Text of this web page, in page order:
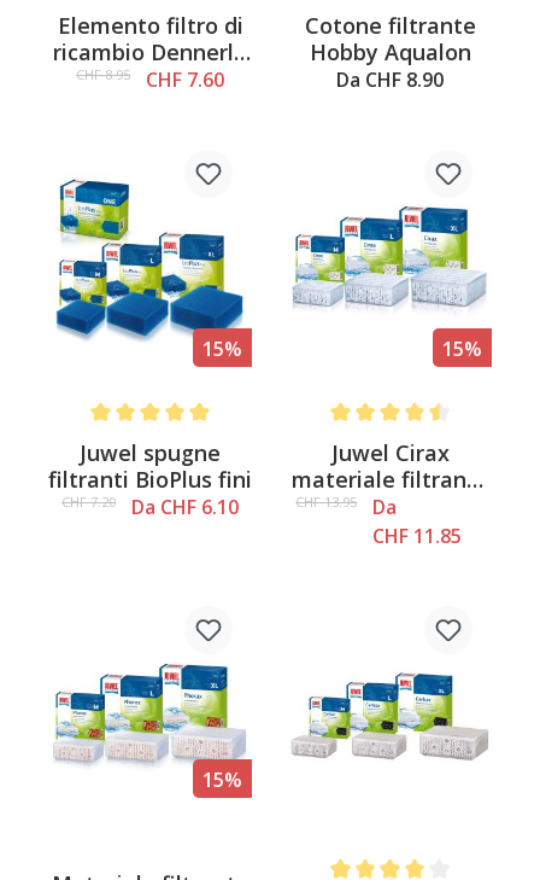
Elemento filtro di
ricambio Dennerle
Nano
CHF 8.95 CHF 7.60
Cotone filtrante
Hobby Aqualon
Da CHF 8.90
15%
Average rating of 5 out of 5 stars
Juwel spugne
filtranti BioPlus fini
CHF 7.20 Da CHF 6.10
15%
Average rating of 4.5 out
Juwel Cirax
materiale filtrante
ad alta porosità
CHF 13.95
Da
CHF 11.85
15%